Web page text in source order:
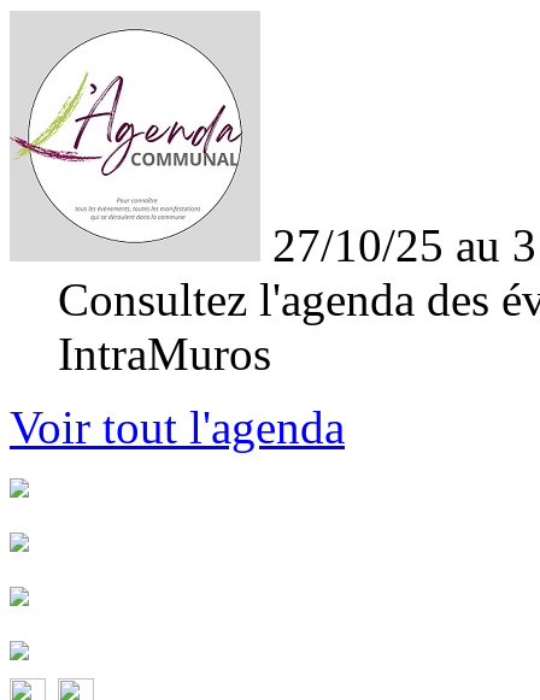
27/10/25 au
Consultez l'agenda des
IntraMuros
Voir tout l'agenda